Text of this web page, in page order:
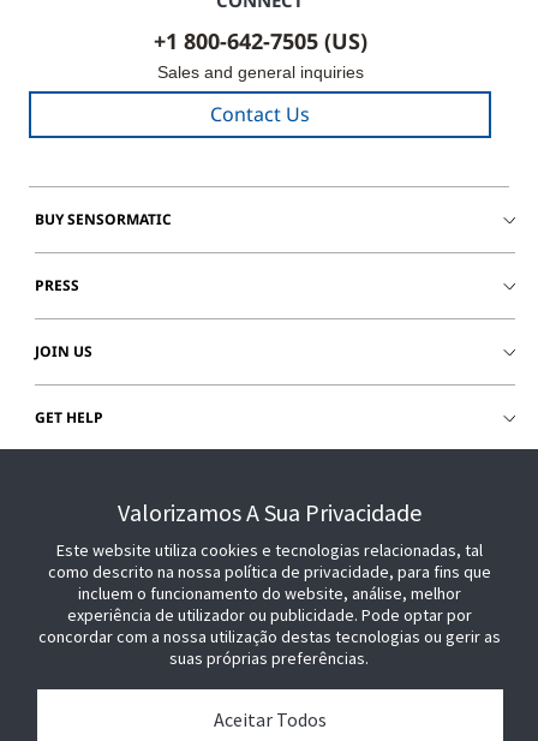
+1 800-642-7505 (US)
Sales and general inquiries
Contact Us
BUY SENSORMATIC
PRESS
JOIN US
GET HELP
Valorizamos A Sua Privacidade
Este website utiliza cookies e tecnologias relacionadas, tal
como descrito na nossa política de privacidade, para fins que
incluem o funcionamento do website, análise, melhor
experiência de utilizador ou publicidade. Pode optar por
concordar com a nossa utilização destas tecnologias ou gerir as
suas próprias preferências.
Aceitar Todos